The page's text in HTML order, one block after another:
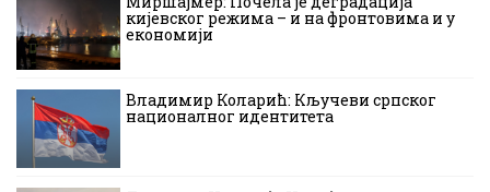
кијевског режима – и на фронтовима и у
економији
Владимир Коларић: Кључеви српског
националног идентитета